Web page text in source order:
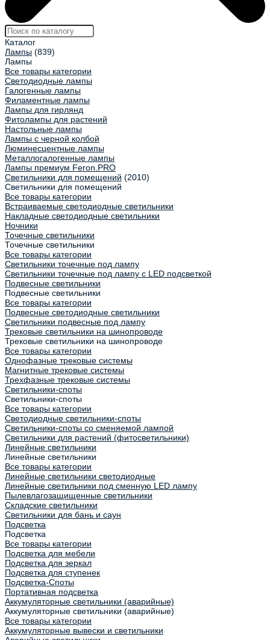
Каталог
Лампы (839)
Лампы
Все товары категории
Светодиодные лампы
Галогенные лампы
Филаментные лампы
Лампы для гирлянд
Фитолампы для растений
Настольные лампы
Лампы с черной колбой
Люминесцентные лампы
Металлогалогенные лампы
Лампы премиум Feron.PRO
Светильники для помещений (2010)
Светильники для помещений
Все товары категории
Встраиваемые светодиодные светильники
Накладные светодиодные светильники
Ночники
Точечные светильники
Точечные светильники
Все товары категории
Светильники точечные под лампу
Светильники точечные под лампу с LED подсветкой
Подвесные светильники
Подвесные светильники
Все товары категории
Подвесные светодиодные светильники
Светильники подвесные под лампу
Трековые светильники на шинопроводе
Трековые светильники на шинопроводе
Все товары категории
Однофазные трековые системы
Магнитные трековые системы
Трехфазные трековые системы
Светильники-споты
Светильники-споты
Все товары категории
Светодиодные светильники-споты
Светильники-споты со сменяемой лампой
Светильники для растений (фитосветильники)
Линейные светильники
Линейные светильники
Все товары категории
Линейные светильники светодиодные
Линейные светильники под сменную LED лампу
Пылевлагозащищенные светильники
Складские светильники
Светильники для бань и саун
Подсветка
Подсветка
Все товары категории
Подсветка для мебели
Подсветка для зеркал
Подсветка для ступенек
Подсветка-Споты
Портативная подсветка
Аккумуляторные светильники (аварийные)
Аккумуляторные светильники (аварийные)
Все товары категории
Аккумуляторные вывески и светильники